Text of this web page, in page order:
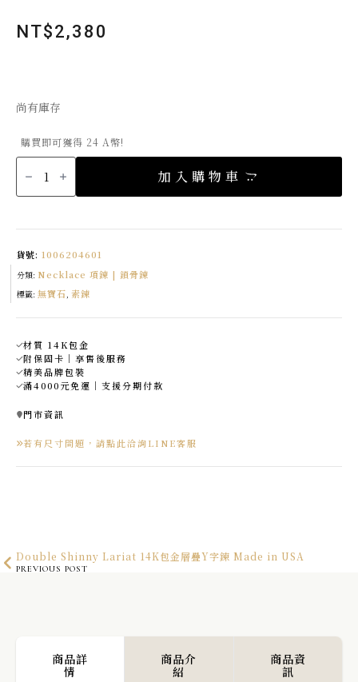
NT$2,380
尚有庫存
購買即可獲得 24 A幣!
Super
Dainty
Wrap
包
鍊
鎖
鍊
in
加入購物車
貨號: 1006204601
分類: Necklace 項鍊 | 鎖骨鍊
標籤: 無寶石 素鍊
材質 14K包金
附保固卡｜享售後服務
精美品牌包裝
滿4000元免運｜支援分期付款
門市資訊
若有尺寸問題，請點此洽詢LINE客服
Double Shinny Lariat 14K包金層疊Y字鍊 Made in USA
PREVIOUS POST
商品詳
情
商品介
紹
商品資
訊